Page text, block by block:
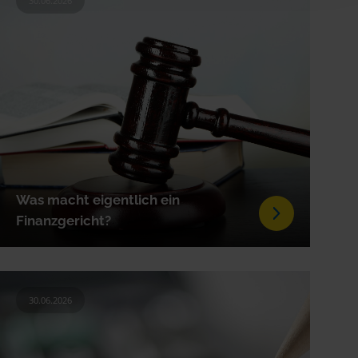
Was macht eigentlich ein
Finanzgericht?
30.06.2026